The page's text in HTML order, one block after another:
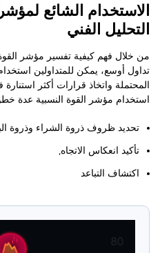
الاستخدام الشائع
التحليل الفني
من خلال فهم كيفية تفسير مؤشر
تداول أوسع، يمكن للمتداولين
المحتملة واتخاذ قرارات أكثر
استخدام مؤشر القوة النسبية عدة
تحديد ظروف ذروة الشراء وذروة
تأكيد انعكاس الاتجاه,
اكتشاف التباعد